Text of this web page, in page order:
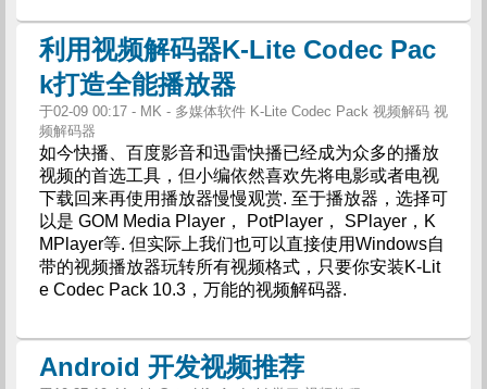
利用视频解码器K-Lite Codec Pac
k打造全能播放器
于02-09 00:17 - MK - 多媒体软件 K-Lite Codec Pack 视频解码 视
频解码器
如今快播、百度影音和迅雷快播已经成为众多的播放
视频的首选工具，但小编依然喜欢先将电影或者电视
下载回来再使用播放器慢慢观赏. 至于播放器，选择可
以是 GOM Media Player， PotPlayer， SPlayer，K
MPlayer等. 但实际上我们也可以直接使用Windows自
带的视频播放器玩转所有视频格式，只要你安装K-Lit
e Codec Pack 10.3，万能的视频解码器.
Android 开发视频推荐